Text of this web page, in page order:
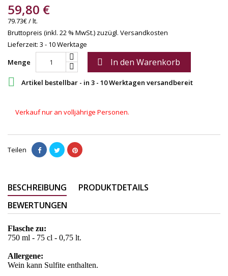
59,80 €
79.73€ / lt.
Bruttopreis (inkl. 22 % MwSt.) zuzügl. Versandkosten
Lieferzeit: 3 - 10 Werktage
Menge
 In den Warenkorb
 Artikel bestellbar - in 3 - 10 Werktagen versandbereit
Verkauf nur an volljährige Personen.
Teilen
BESCHREIBUNG
PRODUKTDETAILS
BEWERTUNGEN
Flasche zu:
750 ml - 75 cl - 0,75 lt.
Allergene:
Wein kann Sulfite enthalten.